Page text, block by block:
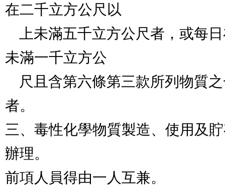
在二千立方公尺以
未滿一千立方公
者。
三、毒性化學物質製造、使用及
辦理。
前項人員得由一人互兼。